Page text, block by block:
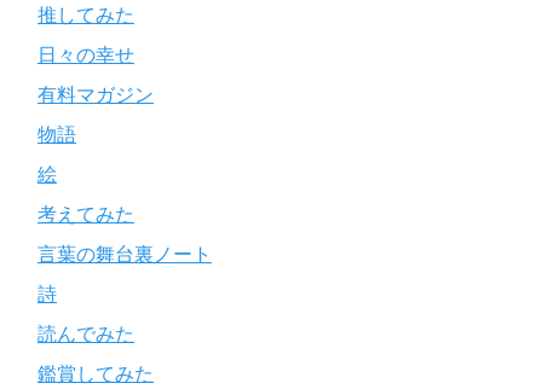
推してみた
日々の幸せ
有料マガジン
物語
絵
考えてみた
言葉の舞台裏ノート
詩
読んでみた
鑑賞してみた